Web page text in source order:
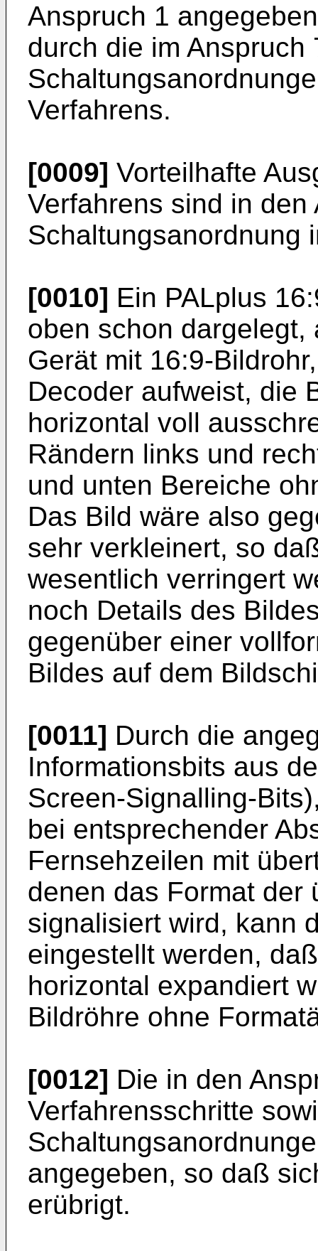
Anspruch 1
durch die im Anspruch
Verfahrens.
[0009] Vorteilhafte
Verfahrens sind in
Schaltungsanordnung
[0010] Ein PALplus
oben schon dargelegt,
Gerät mit 16:9-
Decoder aufweist, die
horizontal voll
Rändern links und
und unten Bereiche
Das Bild wäre also
sehr verkleinert, so
wesentlich verringert
noch Details des
gegenüber einer
Bildes auf dem
[0011] Durch die
Informationsbits aus
Screen-Signalling-
bei entsprechender
Fernsehzeilen mit
denen das Format der
signalisiert wird, kann
eingestellt werden,
horizontal expandiert
Bildröhre ohne
[0012] Die in den
Verfahrensschritte
angegeben, so daß
erübrigt.